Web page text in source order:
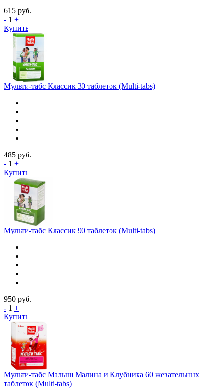
615 руб.
- 1 +
Купить
Мульти-табс Классик 30 таблеток (Multi-tabs)
485 руб.
- 1 +
Купить
Мульти-табс Классик 90 таблеток (Multi-tabs)
950 руб.
- 1 +
Купить
Мульти-табс Малыш Малина и Клубника 60 жевательных
таблеток (Multi-tabs)